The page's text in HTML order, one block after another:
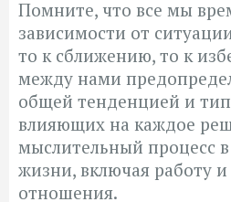
Помните, что все мы
зависимости от
то к сближению, то к
между нами
общей тенденцией и
влияющих на каждое
мыслительный процесс
жизни, включая работу
отношения.